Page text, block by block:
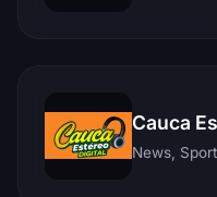
Cauca
News,